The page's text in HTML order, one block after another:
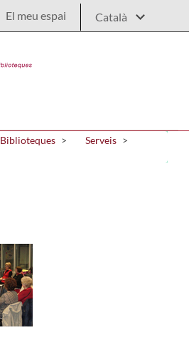
El meu espai
Biblioteques
Serveis